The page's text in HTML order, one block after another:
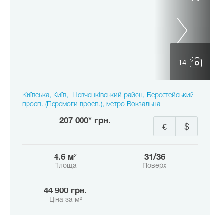
14
Київська, Київ, Шевченківський район, Берестейський
просп. (Перемоги просп.), метро Вокзальна
207 000* грн.
$
€
4.6 м²
Площа
31/36
Поверх
44 900 грн.
Ціна за м²